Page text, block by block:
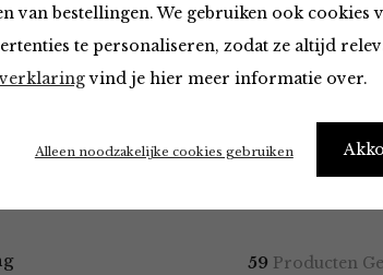
van bestellingen. We gebruiken ook cookies
te personaliseren, zodat ze altijd
vind je hier meer informatie over.
Alleen noodzakelijke cookies gebruiken
– Me every morning
59 Producten